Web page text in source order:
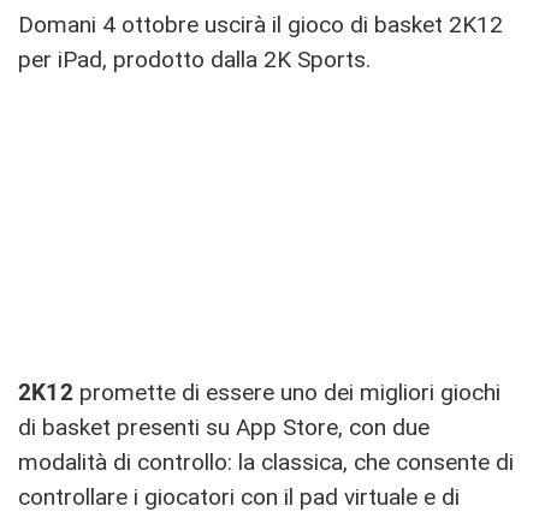
Domani 4 ottobre uscirà il gioco di basket 2K12
per iPad, prodotto dalla 2K Sports.
2K12promette di essere uno dei migliori giochi
di basket presenti su App Store, con due
modalità di controllo: la classica, che consente di
controllare i giocatori con il pad virtuale e di